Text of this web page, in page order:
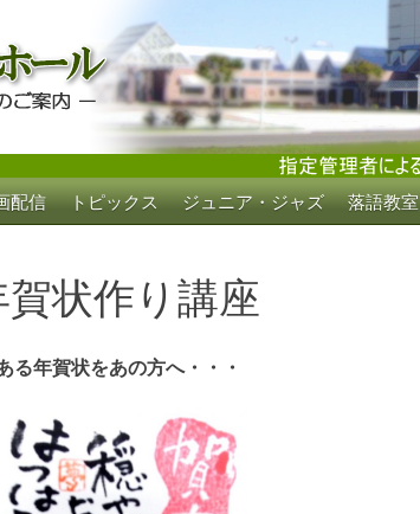
ール
配信 トピックス ジュニア・ジャズ 落語教室
状作り講座
る年賀状をあの方へ・・・